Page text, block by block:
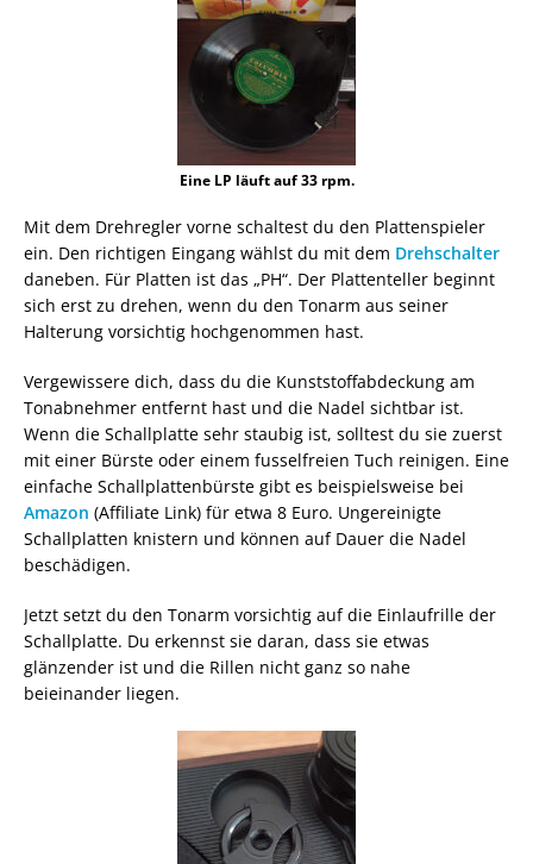
Eine LP läuft auf 33 rpm.
Mit dem Drehregler vorne schaltest du den Plattenspieler
ein. Den richtigen Eingang wählst du mit dem Drehschalter
daneben. Für Platten ist das „PH“. Der Plattenteller beginnt
sich erst zu drehen, wenn du den Tonarm aus seiner
Halterung vorsichtig hochgenommen hast.
Vergewissere dich, dass du die Kunststoffabdeckung am
Tonabnehmer entfernt hast und die Nadel sichtbar ist.
Wenn die Schallplatte sehr staubig ist, solltest du sie zuerst
mit einer Bürste oder einem fusselfreien Tuch reinigen. Eine
einfache Schallplattenbürste gibt es beispielsweise bei
Amazon (Affiliate Link) für etwa 8 Euro. Ungereinigte
Schallplatten knistern und können auf Dauer die Nadel
beschädigen.
Jetzt setzt du den Tonarm vorsichtig auf die Einlaufrille der
Schallplatte. Du erkennst sie daran, dass sie etwas
glänzender ist und die Rillen nicht ganz so nahe
beieinander liegen.